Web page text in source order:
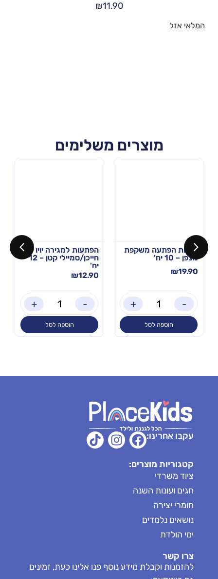
₪11.90
המלאי אזל
מוצרים משלימים
שקיות הפתעה משקפת
מצפן – 10 יח'
₪19.90
-
+
הוספה לסל
הפתעות למגירה יויו
חייכן/סמיילי קטן – 12
יח'
₪12.90
-
+
הוספה לסל
עקבו אחרינו:
קטגוריות מוצרים:
ציוד משרדי
חגים ועונות השנה
חומרי יצירה
נושאים נלמדים
ימי הולדת
צרו קשר
להזמנות וקבלת מידע נוסף פנו אלינו כעת, זמינים